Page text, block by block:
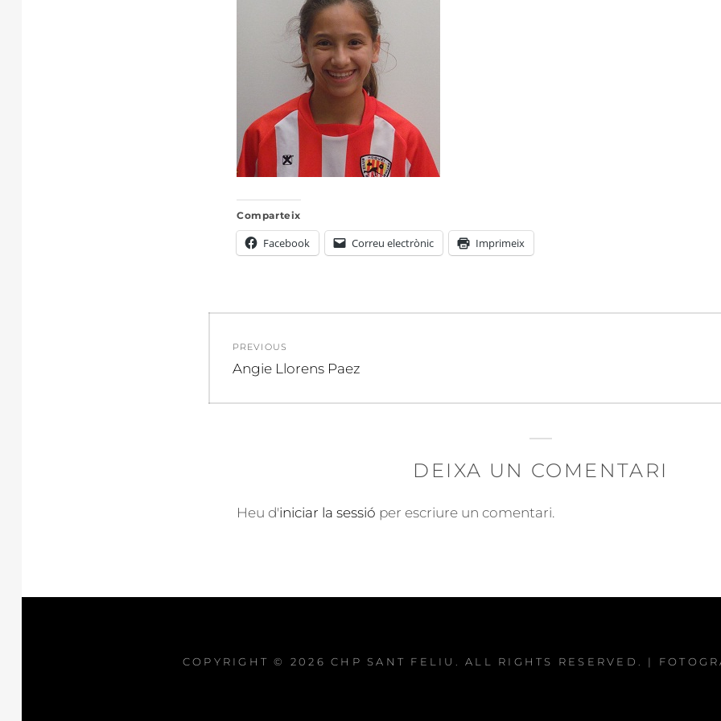
Comparteix
Facebook Correu electrònic Imprimeix
d'entrades
PREVIOUS
Previous
Angie Llorens Paez
DEIXA UN COMENTARI
Heu d'iniciar la sessió per escriure un comentari.
COPYRIGHT © 2026 CHP SANT FELIU . ALL RIGHTS RESERVED. |